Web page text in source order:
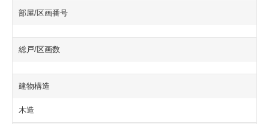
部屋/区画番号
総戸/区画数
建物構造
木造